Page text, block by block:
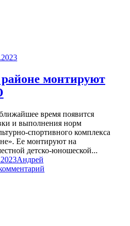
монтируют
время появится
и выполнения норм
спортивного комплекса
Ее монтируют на
детско-юношеской...
Андрей